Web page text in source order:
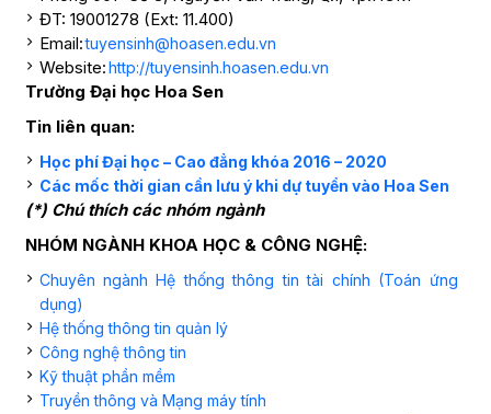
ĐT: 19001278 (Ext: 11.400)
Email:tuyensinh@hoasen.edu.vn
Website:http://tuyensinh.hoasen.edu.vn
Trường Đại học Hoa Sen
Tin liên quan:
Học phí Đại học – Cao đẳng khóa 2016 – 2020
Các mốc thời gian cần lưu ý khi dự tuyển vào Hoa Sen
(*) Chú thích các nhóm ngành
NHÓM NGÀNH KHOA HỌC & CÔNG NGHỆ:
Chuyên ngành Hệ thống thông tin tài chính (Toán ứng
dụng)
Hệ thống thông tin quản lý
Công nghệ thông tin
Kỹ thuật phần mềm
Truyền thông và Mạng máy tính